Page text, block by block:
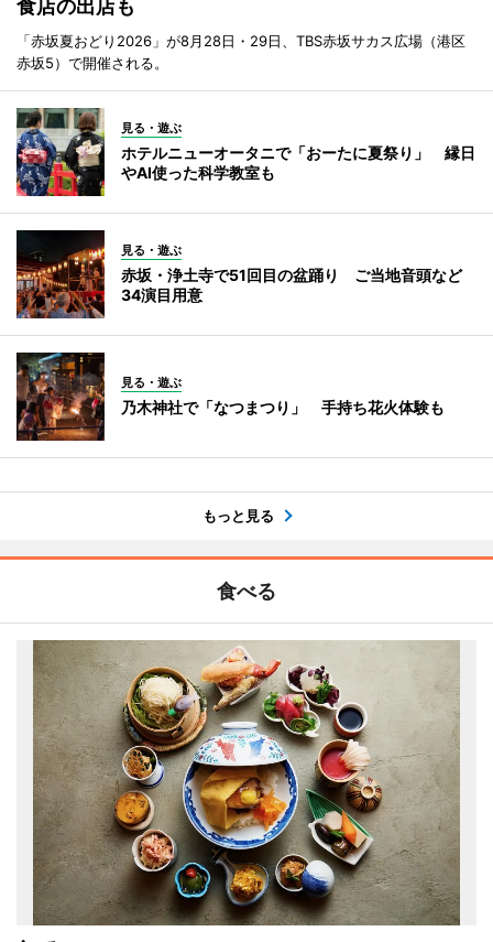
食店の出店も
「赤坂夏おどり2026」が8月28日・29日、TBS赤坂サカス広場（港区
赤坂5）で開催される。
見る・遊ぶ
ホテルニューオータニで「おーたに夏祭り」 縁日
やAI使った科学教室も
見る・遊ぶ
赤坂・浄土寺で51回目の盆踊り ご当地音頭など
34演目用意
見る・遊ぶ
乃木神社で「なつまつり」 手持ち花火体験も
もっと見る
食べる